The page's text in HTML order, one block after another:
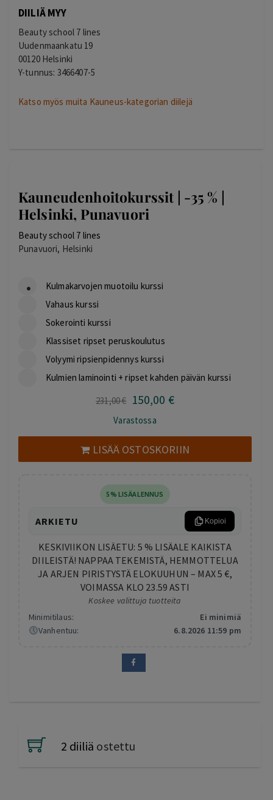
DIILIÄ MYY
Beauty school 7 lines
Uudenmaankatu 19
00120 Helsinki
Y-tunnus: 3466407-5
Katso myös muita Kauneus-kategorian diilejä
Kauneudenhoitokurssit | -35 % |
Helsinki, Punavuori
Beauty school 7 lines
Punavuori, Helsinki
Kulmakarvojen muotoilu kurssi
Vahaus kurssi
Sokerointi kurssi
Klassiset ripset peruskoulutus
Volyymi ripsienpidennys kurssi
Kulmien laminointi + ripset kahden päivän kurssi
231,00€ Alkuperäinen
oli:
231,00 €.
150,00 €Nykyinen
150,00 €.
Varastossa
LISÄÄ OSTOSKORIIN
5% LISÄALENNUS
ARKIETU Kopioi
KESKIVIIKON LISÄETU: 5 % LISÄALE KAIKISTA
DIILEISTÄ! NAPPAA TEKEMISTÄ, HEMMOTTELUA
JA ARJEN PIRISTYSTÄ ELOKUUHUN – MAX 5 €,
VOIMASSA KLO 23.59 ASTI
Koskee valittuja tuotteita
Minimitilaus:
Ei minimiä
Vanhentuu:
6.8.2026 11:59 pm
2 diiliä ostettu